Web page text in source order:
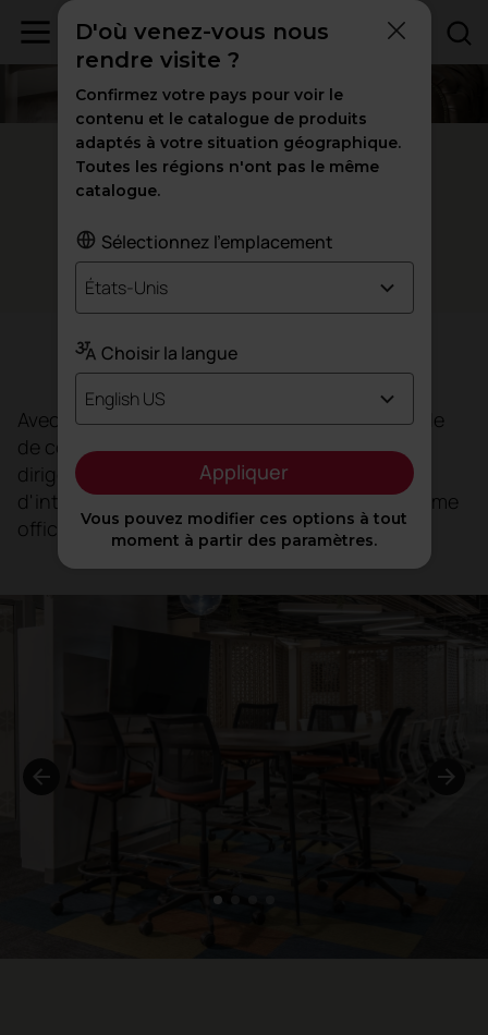
Nuevo León - Mexique
Objectif
Avec le retour à la « normalité », après la période
de confinement imposée par la Covid-19, les
dirigeants d'AER ont bien compris la nécessité
d'intégrer un modèle hybride, alternant le « home
office » avec une présence au bureau.
1
D'où venez-vous nous
rendre visite ?
Confirmez votre pays pour voir le
contenu et le catalogue de produits
adaptés à votre situation géographique.
Toutes les régions n'ont pas le même
catalogue.
Sélectionnez l'emplacement
États-Unis
Choisir la langue
English US
Appliquer
Vous pouvez modifier ces options à tout
moment à partir des paramètres.